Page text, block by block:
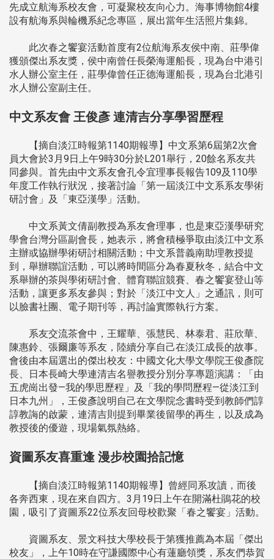
先成立航海系校友會，可凝聚校友向心力。海事博物館4樓
設有航海系與輪機系紀念專區，展出當年生活照片集錦。
此次春之饗宴活動首度有2位航海系友侯中南、莊學偉
獲頒傑出系友獎，侯中南曾任長榮海運船長，現為台中港引
水人辦公室主任，莊學偉曾任正德海運船長，現為台北港引
水人辦公室副主任。
中文系友會 王俊彥 連清吉分享學習歷程
【摘自淡江時報第1140期報導】中文系第6屆第2次會
員大會於3月9日上午9時30分於L201舉行，20餘名系友共
同參與。首先由中文系友會孔令宜理事長報告109及110學
年度工作執行狀況，接著討論「第一屆淡江中文系系友學術
研討會」及「東亞漢學」活動。
中文系黃文倩副教授為系友會理事，也是東亞漢學研究
學會台灣分區副會長，她表示，將會積極爭取由淡江中文系
主辦或協辦學術研討相關活動；中文系普義南助理教授提
到，舉辦聯誼活動，可以將時間區分為春夏秋冬，結合中文
系舉辦的茶與學術研討會、體育聯誼競賽、春之饗宴登山等
活動，讓更多系友參與；對於「淡江中文人」之通訊，則可
以臉書社團、電子期刊等，再討論實際執行方案。
系友交流茶會中，王耀華、張慧民、林泰君、莊欣華、
陳惠鈴、張爾廉等系友，陸續分享自己在淡江成長的故事。
會後由本屆選出的傑出校友：中國文化大學文學院王俊彥院
長、日本長崎大學連清吉名譽教授分別分享專題演講：「由
五虎崗出發—我的學思歷程」及「我的學問歷程—從淡江到
日本九州」，王俊彥說明自己在文學院念書時受到教師們諄
諄教誨的啟蒙，連清吉則提到畢業後留學的再生，以及成為
教授後的優遊，現場氣氛熱絡。
資圖系友喜重逢 漫步校園拾記憶
【摘自淡江時報第1140期報導】曾經同系攻讀，而後
各奔西東，現在來自四方。3月19日上午在開滿杜鵑花的校
園，吸引了資圖系22位系友回母校歡聚「春之饗宴」活動。
資圖系友、景文科技大學校長于第獲推薦為本屆「傑出
校友」，上午10時在守謙國際中心有蓮廳領獎，系友們恭賀